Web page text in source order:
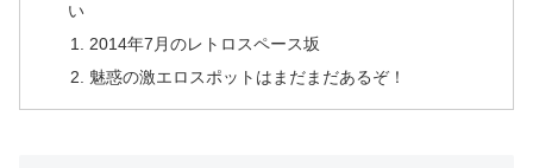
い
2014年7月のレトロスペース坂
魅惑の激エロスポットはまだまだあるぞ！